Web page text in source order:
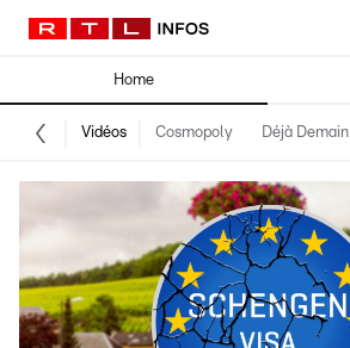
Home
Vidéos Cosmopoly Déjà Demain